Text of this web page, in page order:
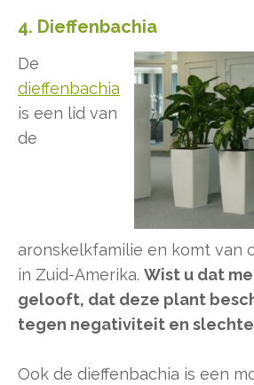
4. Dieffenbachia
De
dieffenbachia
is een lid van
de
aronskelkfamilie en komt van
in Zuid-Amerika. Wist u dat
gelooft, dat deze plant
tegen negativiteit en
Ook de dieffenbachia is een